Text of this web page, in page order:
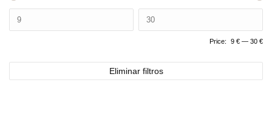
Price: 9 € — 30 €
Eliminar filtros